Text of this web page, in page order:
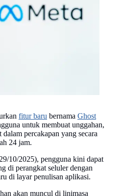
Julio Lopez)
fitur baru bernama Ghost
untuk membuat unggahan,
percakapan yang secara
24 jam.
10/2025), pengguna kini dapat
di perangkat seluler dengan
di layar penulisan aplikasi.
akan muncul di linimasa